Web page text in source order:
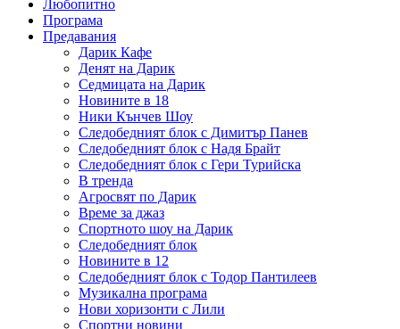
Любопитно
Програма
Предавания
Дарик Кафе
Денят на Дарик
Седмицата на Дарик
Новините в 18
Ники Кънчев Шоу
Следобедният блок с Димитър Панев
Следобедният блок с Надя Брайт
Следобедният блок с Гери Турийска
В тренда
Агросвят по Дарик
Време за джаз
Спортното шоу на Дарик
Следобедният блок
Новините в 12
Следобедният блок с Тодор Пантилеев
Музикална програма
Нови хоризонти с Лили
Спортни новини